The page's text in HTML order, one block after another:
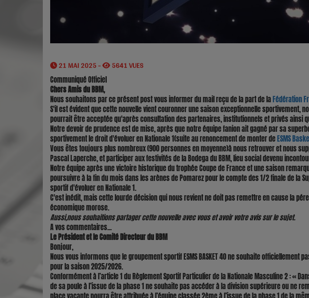
21 MAI 2025 - 5641 VUES
Communiqué Officiel
Chers Amis du BBM,
Nous souhaitons par ce présent post vous informer du mail reçu de la part de la Fédération
S'il est évident que cette nouvelle vient couronner une saison exceptionnelle sportivement,
pourrait être acceptée qu'après consultation des partenaires, institutionnels et privés ainsi
Notre devoir de prudence est de mise, après que notre équipe fanion ait gagné par sa
sportivement le droit d'évoluer en Nationale 1(suite au renoncement de monter de ESMS
Vous êtes toujours plus nombreux (900 personnes en moyenne)à nous retrouver et nous
Pascal Laperche, et participer aux festivités de la Bodega du BBM, lieu social devenu
Notre équipe après une victoire historique du trophée Coupe de France et une saison
poursuivre à la fin du mois dans les arènes de Pomarez pour le compte des 1/2 finale de la
sportif d'évoluer en Nationale 1.
C'est inédit, mais cette lourde décision qui nous revient ne doit pas remettre en cause la
économique morose.
Aussi,nous souhaitions partager cette nouvelle avec vous et avoir votre avis sur le sujet.
A vos commentaires...
Le Président et le Comité Directeur du BBM
Bonjour,
Nous vous informons que le groupement sportif ESMS BASKET 40 ne souhaite officiellement
pour la saison 2025/2026.
Conformément à l’article 1 du Règlement Sportif Particulier de la Nationale Masculine 2 : «
de sa poule à l’issue de la phase 1 ne souhaite pas accéder à la division supérieure ou ne